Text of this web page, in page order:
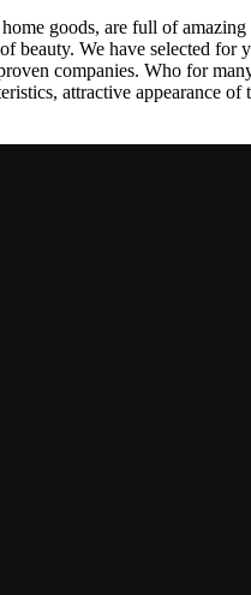
goods, are full of
beauty. We have selected
companies. Who for
attractive appearance